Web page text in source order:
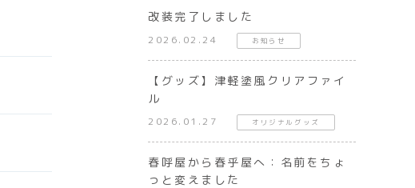
改装完了しました
2026.02.24 お知らせ
【グッズ】津軽塗風クリアファイ
ル
2026.01.27 オリジナルグッズ
春呼屋から春乎屋へ：名前をちょ
っと変えました